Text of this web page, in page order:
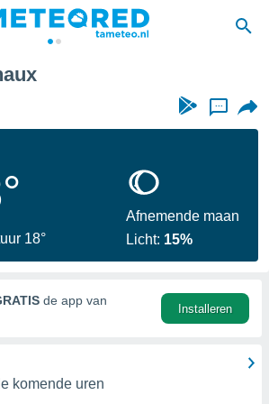
...
18°
Afnemende maan
Licht: 15%
de app van
Installeren
komende uren